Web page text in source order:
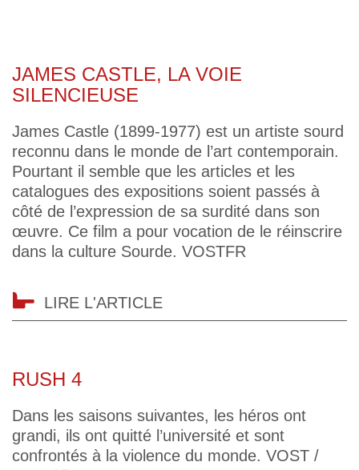
JAMES CASTLE, LA VOIE
SILENCIEUSE
James Castle (1899-1977) est un artiste sourd
reconnu dans le monde de l’art contemporain.
Pourtant il semble que les articles et les
catalogues des expositions soient passés à
côté de l’expression de sa surdité dans son
œuvre. Ce film a pour vocation de le réinscrire
dans la culture Sourde. VOSTFR
LIRE L'ARTICLE
RUSH 4
Dans les saisons suivantes, les héros ont
grandi, ils ont quitté l’université et sont
confrontés à la violence du monde. VOST /